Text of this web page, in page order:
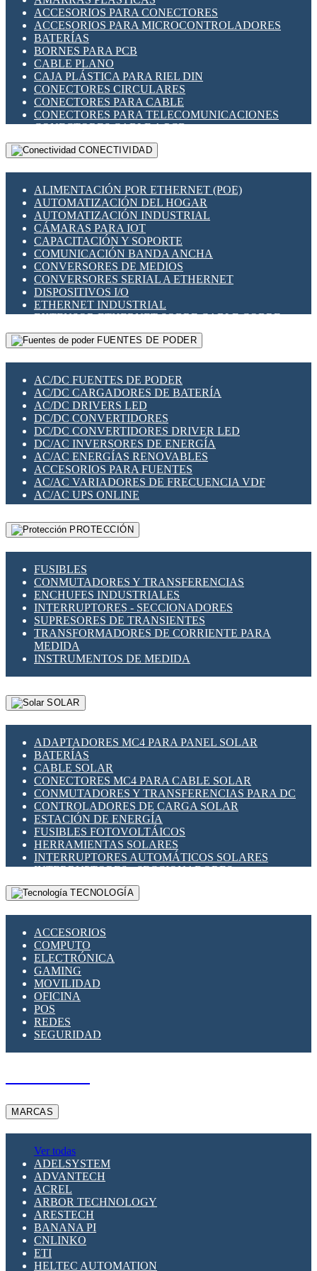
INDICADORES PARA PANEL
INTERFACES DE RELÉ
INTERRUPTORES FIN DE CARRERA
LLAVES CONMUTADORAS
MEDIDORES DE ENERGÍA Y TC'S DE CORRIENTE
MOTORES PASO A PASO
PANTALLAS HMI
PLC -CONTROLADORES LÓGICO PROGRAMABLES
PROGRAMADORES DE HORARIO
RELÉS DE PROTECCIÓN
SENSORES CAPACITIVOS
SENSORES INDUCTIVOS
TEMPORIZADORES
VARIACS
VARIADORES DE FRECUENCIA [VDF]
SECCIONADORES - INTERRUPTORES
MAQUINARIA
ACCESORIOS PARA CONECTORES
ACCESORIOS PARA MICROCONTROLADORES
BATERÍAS
BORNES PARA PCB
CABLE PLANO
CAJA PLÁSTICA PARA RIEL DIN
CONECTORES CIRCULARES
CONECTORES PARA CABLE
CONECTORES PARA TELECOMUNICACIONES
CONECTORES CABLE A PCB
CONECTORES PCB A CABLE
DIP SWITCHES
HERRAMIENTAS VARIAS
ILUMINACIÓN LED
INTERRUPTORES REED
INTERFACES DE RELÉ
OTROS RELÉS
PROTECCIÓN TÉRMICA
RELÉS AUTOMOTRICES
RELÉS DE SEÑAL
RELÉS DE ESTADO SÓLIDO SSR
RELÉS INDUSTRIALES
RELÉS MINIATURA DE POTENCIA
SENSORES MAGNÉTICOS
SWITCH Y MICROSWITCH
TARJETAS PI
UNIÓN Y DERIVACIÓN DE CABLE
CONECTIVIDAD
ALIMENTACIÓN POR ETHERNET (POE)
AUTOMATIZACIÓN DEL HOGAR
AUTOMATIZACIÓN INDUSTRIAL
CÁMARAS PARA IOT
CAPACITACIÓN Y SOPORTE
COMUNICACIÓN BANDA ANCHA
CONVERSORES DE MEDIOS
CONVERSORES SERIAL A ETHERNET
DISPOSITIVOS I/O
ETHERNET INDUSTRIAL
EXTENSOR ETHERNET SOBRE CABLE COBRE
GATEWAY LORAWAN
GESTIÓN DE REDES
PLACAS MODULARES IOT
SWITCHES Y REDES WIFI
SOLUCIONES IOT
SOLUCIONES LORAWAN
SOLUCIONES RED CELULAR
SEGURIDAD PARA REDES
SWITCHES LAN
TELEFONÍA IP (VOIP)
VIGILANCIA IP (CCTV)
MESHTASTIC
FUENTES DE PODER
AC/DC FUENTES DE PODER
AC/DC CARGADORES DE BATERÍA
AC/DC DRIVERS LED
DC/DC CONVERTIDORES
DC/DC CONVERTIDORES DRIVER LED
DC/AC INVERSORES DE ENERGÍA
AC/AC ENERGÍAS RENOVABLES
ACCESORIOS PARA FUENTES
AC/AC VARIADORES DE FRECUENCIA VDF
AC/AC UPS ONLINE
PROTECCIÓN
FUSIBLES
CONMUTADORES Y TRANSFERENCIAS
ENCHUFES INDUSTRIALES
INTERRUPTORES - SECCIONADORES
SUPRESORES DE TRANSIENTES
TRANSFORMADORES DE CORRIENTE PARA
MEDIDA
INSTRUMENTOS DE MEDIDA
SOLAR
ADAPTADORES MC4 PARA PANEL SOLAR
BATERÍAS
CABLE SOLAR
CONECTORES MC4 PARA CABLE SOLAR
CONMUTADORES Y TRANSFERENCIAS PARA DC
CONTROLADORES DE CARGA SOLAR
ESTACIÓN DE ENERGÍA
FUSIBLES FOTOVOLTÁICOS
HERRAMIENTAS SOLARES
INTERRUPTORES AUTOMÁTICOS SOLARES
INTERRUPTORES - SECCIONADORES
FOTOVOLTÁICOS
MONTAJE PANEL SOLAR
SUPRESOR DE TRANSIENTES SPDS PARA
APLICACIONES FOTOVOLTAICAS
TECNOLOGÍA
ACCESORIOS
COMPUTO
ELECTRÓNICA
GAMING
MOVILIDAD
OFICINA
POS
REDES
SEGURIDAD
MARCAS
Ver todas
ADELSYSTEM
ADVANTECH
ACREL
ARBOR TECHNOLOGY
ARESTECH
BANANA PI
CNLINKO
ETI
HELTEC AUTOMATION